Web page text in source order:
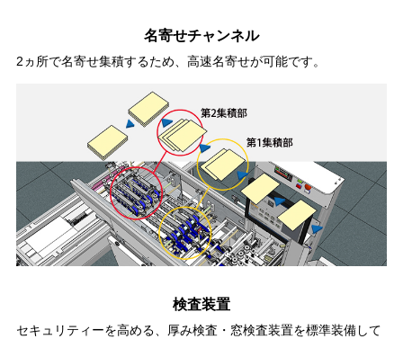
名寄せチャンネル
2ヵ所で名寄せ集積するため、高速名寄せが可能です。
検査装置
セキュリティーを高める、厚み検査・窓検査装置を標準装備して